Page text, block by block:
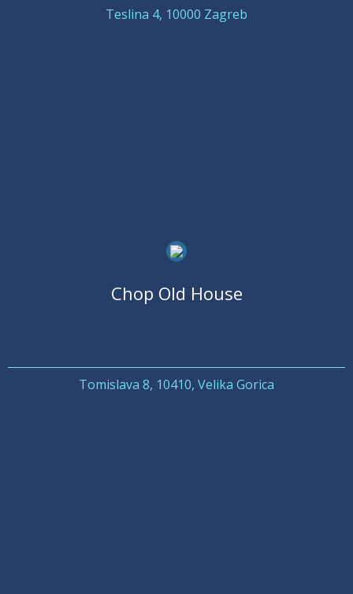
Teslina 4, 10000 Zagreb
Chop Old House
Tomislava 8, 10410, Velika Gorica